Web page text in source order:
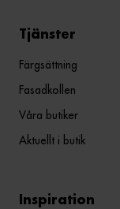
Tjänster
Färgsättning
Fasadkollen
Våra butiker
Aktuellt i butik
Inspiration